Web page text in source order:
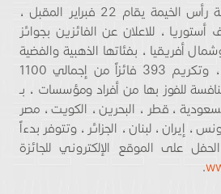
برعاية غرفة تجارة وصناعة رأس الخيمة يقام 22 فبراير المقبل ،
أستوريا ، للاعلان عن الفائزين بجوائز
أفريقيا ، بفئاتها الذهبية والفضية
والبرونزية للعام 2025 ، وتكريم 393 فائزاً من إجمالي 1100
للفوز بها من أفراد ومؤسسات ، بـ
السعودية ، قطر ، البحرين ، الكويت ، مصر
، إيران ، لبنان ، الجزائر ، وتتوفر بدءاً
على الموقع الإلكتروني للجائزة
.